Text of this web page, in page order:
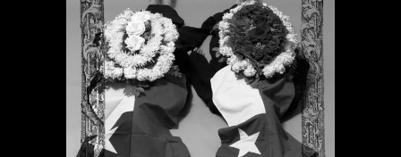
ORACIONES PERIÓDICAS
Proyectos